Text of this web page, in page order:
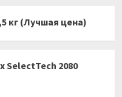
кг (Лучшая цена)
SelectTech 2080